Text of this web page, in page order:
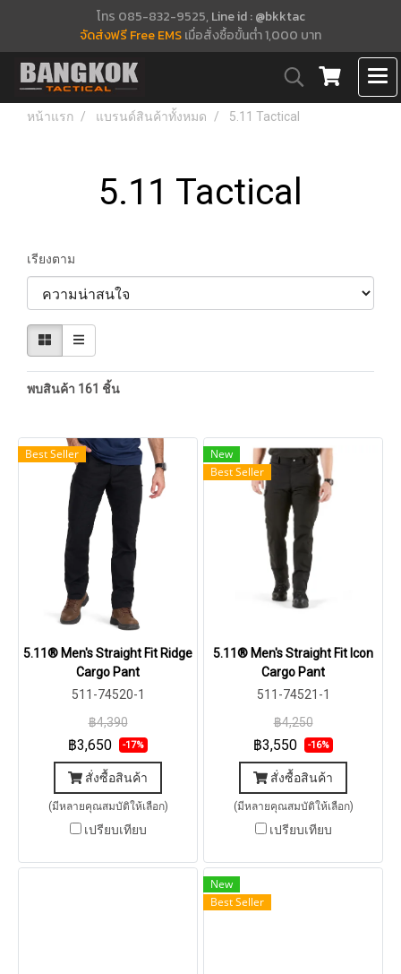
โทร 085-832-9525, Line id : @bkktac
จัดส่งฟรี Free EMSเมื่อสั่งซื้อขั้นต่ำ 1,000 บาท
หน้าแรก แบรนด์สินค้าทั้งหมด 5.11 Tactical
5.11 Tactical
เรียงตาม
พบสินค้า 161 ชิ้น
Best Seller
5.11® Men's Straight Fit Ridge
Cargo Pant
511-74520-1
฿4,390
฿3,650 -17%
สั่งซื้อสินค้า
(มีหลายคุณสมบัติให้เลือก)
เปรียบเทียบ
New
Best Seller
5.11® Men's Straight Fit Icon
Cargo Pant
511-74521-1
฿4,250
฿3,550 -16%
สั่งซื้อสินค้า
(มีหลายคุณสมบัติให้เลือก)
เปรียบเทียบ
New
Best Seller